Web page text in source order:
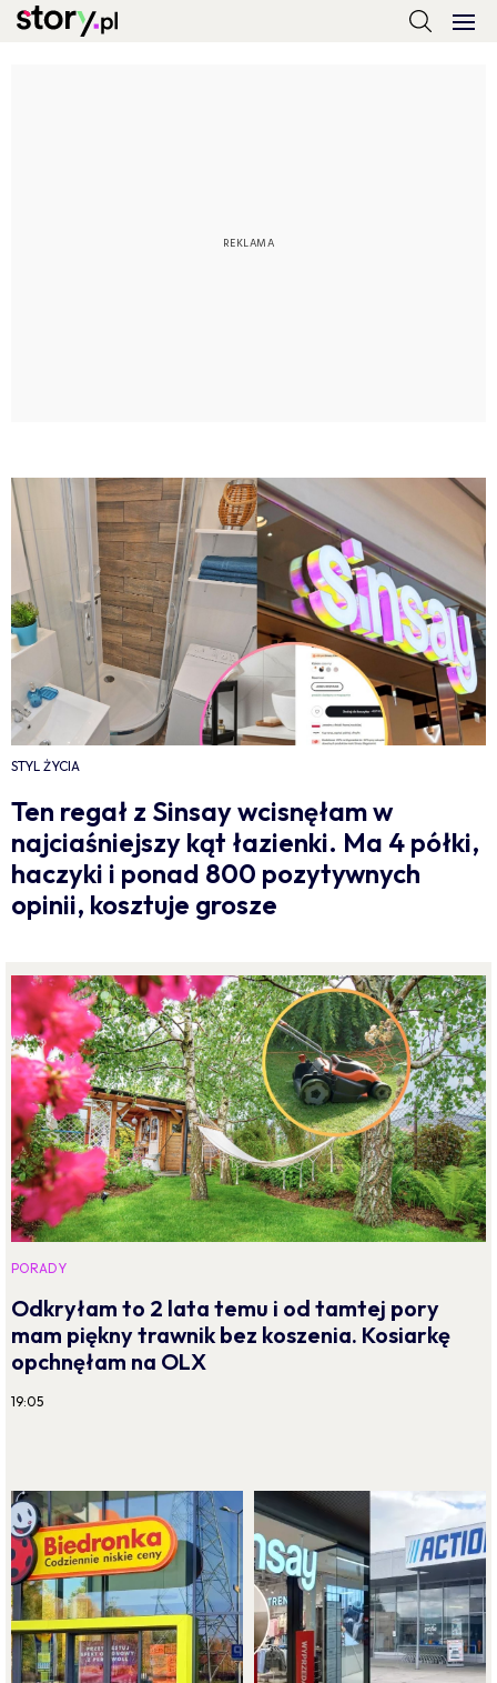
STYL ŻYCIA
Ten regał z Sinsay wcisnęłam w
najciaśniejszy kąt łazienki. Ma 4 półki,
haczyki i ponad 800 pozytywnych
opinii, kosztuje grosze
PORADY
Odkryłam to 2 lata temu i od tamtej pory
mam piękny trawnik bez koszenia. Kosiarkę
opchnęłam na OLX
19:05